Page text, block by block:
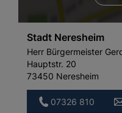
Stadt Neresheim
Herr Bürgermeister
Hauptstr. 20
73450 Neresheim
07326 810